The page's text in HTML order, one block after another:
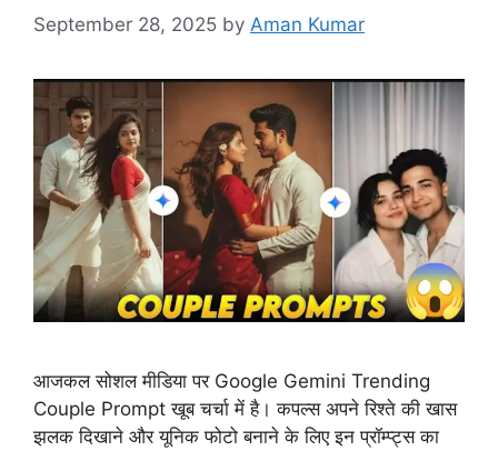
September 28, 2025 by Aman Kumar
आजकल सोशल मीडिया पर Google Gemini Trending
Couple Prompt खूब चर्चा में है। कपल्स अपने रिश्ते की खास
झलक दिखाने और यूनिक फोटो बनाने के लिए इन प्रॉम्प्ट्स का